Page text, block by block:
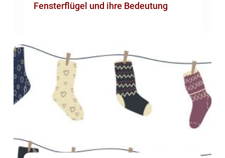
Fensterflügel und ihre Bedeutung